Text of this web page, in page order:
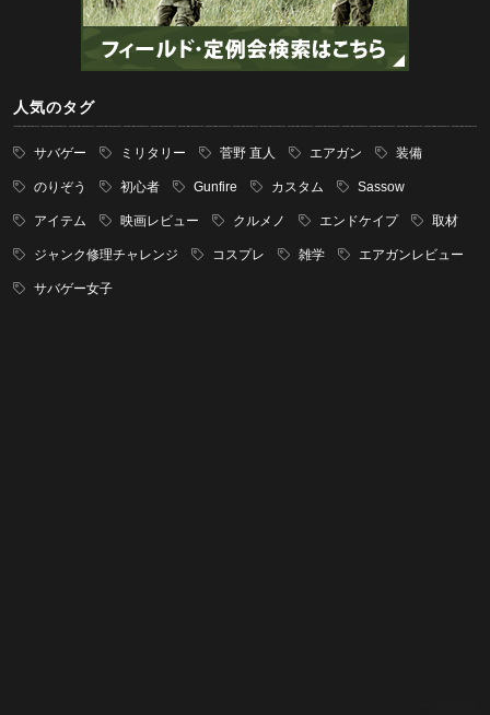
人気のタグ
サバゲー ミリタリー 菅野 直人 エアガン 装備
のりぞう 初心者 Gunfire カスタム Sassow
アイテム 映画レビュー クルメノ エンドケイプ 取材
ジャンク修理チャレンジ コスプレ 雑学 エアガンレビュー
サバゲー女子